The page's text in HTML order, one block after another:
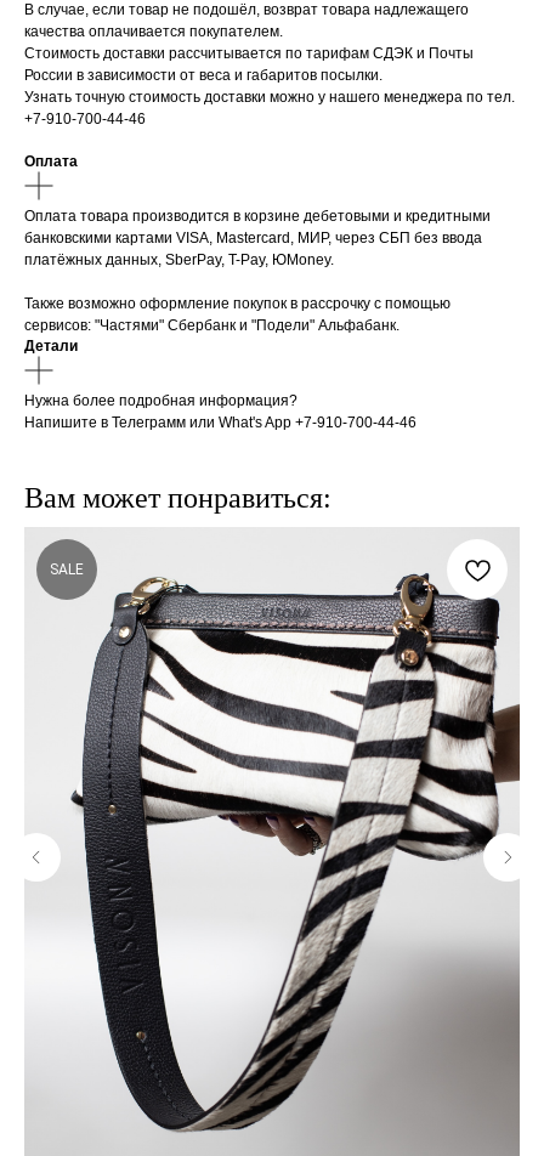
В случае, если товар не подошёл, возврат товара надлежащего
качества оплачивается покупателем.
Стоимость доставки рассчитывается по тарифам СДЭК и Почты
России в зависимости от веса и габаритов посылки.
Узнать точную стоимость доставки можно у нашего менеджера по тел.
+7-910-700-44-46
Оплата
Оплата товара производится в корзине дебетовыми и кредитными
банковскими картами VISA, Mastercard, МИР, через СБП без ввода
платёжных данных, SberPay, T-Pay, ЮMoney.
Также возможно оформление покупок в рассрочку с помощью
сервисов: "Частями" Сбербанк и "Подели" Альфабанк.
Детали
Нужна более подробная информация?
Напишите в Телеграмм или What's App +7-910-700-44-46
Вам может понравиться:
SALE